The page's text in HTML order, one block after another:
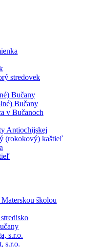
stredovek
Bučany
Bučany
v Bučanoch
Antiochijskej
(rokokový) kaštieľ
školou
s.r.o.
s.r.o.